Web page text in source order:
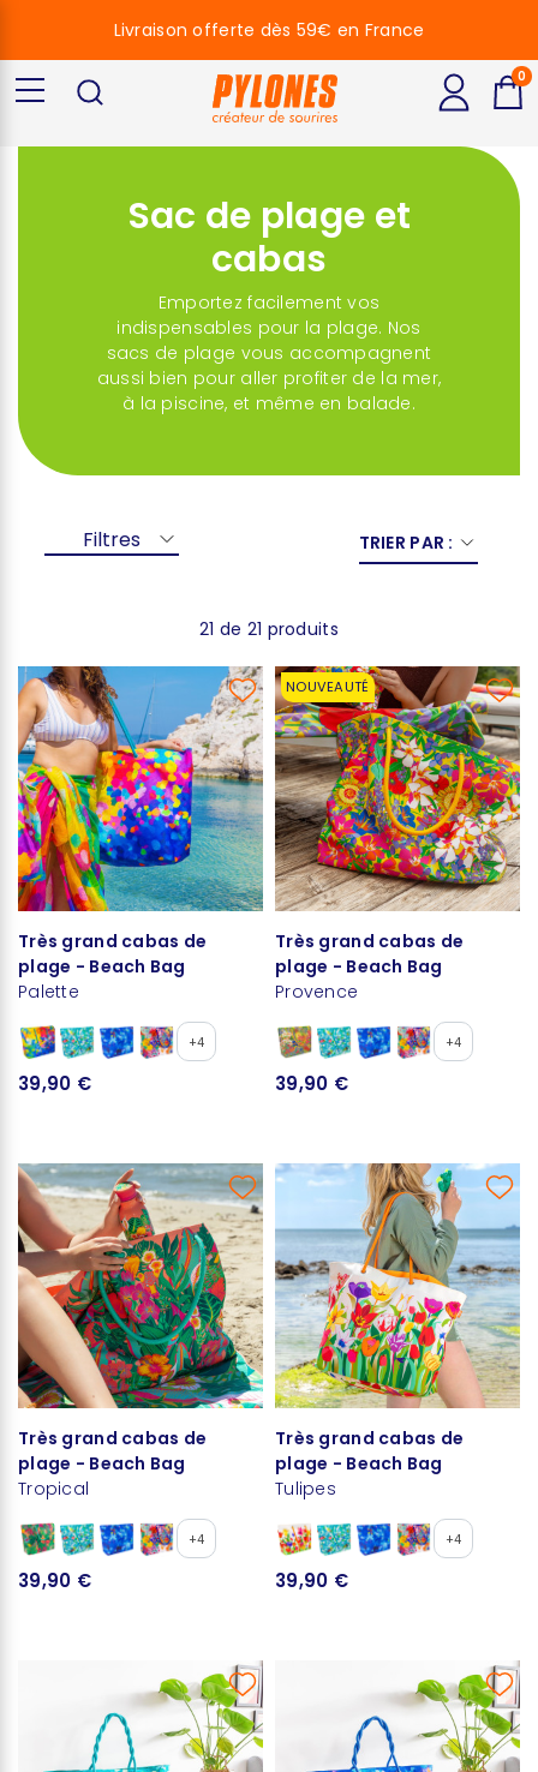
Sac de plage et
cabas
Emportez facilement vos
indispensables pour la plage. Nos
sacs de plage vous accompagnent
aussi bien pour aller profiter de la mer,
à la piscine, et même en balade.
Filtres TRIER PAR :
21 de 21 produits
Très grand cabas de
plage - Beach Bag
Palette
+4
39,90 €
NOUVEAUTÉ
Très grand cabas de
plage - Beach Bag
Provence
+4
39,90 €
Très grand cabas de
plage - Beach Bag
Tropical
+4
39,90 €
Très grand cabas de
plage - Beach Bag
Tulipes
+4
39,90 €
Livraison offerte dès 59€ en France
0